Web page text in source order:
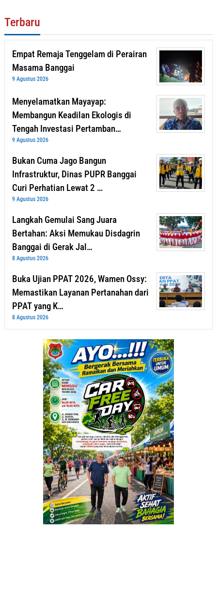
Terbaru
Empat Remaja Tenggelam di Perairan
Masama Banggai
9 Agustus 2026
Menyelamatkan Mayayap:
Membangun Keadilan Ekologis di
Tengah Investasi Pertamban…
9 Agustus 2026
Bukan Cuma Jago Bangun
Infrastruktur, Dinas PUPR Banggai
Curi Perhatian Lewat 2 …
9 Agustus 2026
Langkah Gemulai Sang Juara
Bertahan: Aksi Memukau Disdagrin
Banggai di Gerak Jal…
8 Agustus 2026
Buka Ujian PPAT 2026, Wamen Ossy:
Memastikan Layanan Pertanahan dari
PPAT yang K…
8 Agustus 2026